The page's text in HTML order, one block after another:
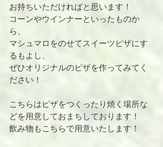
お持ちいただければと思います！
コーンやウインナーといったものか
ら、
マシュマロをのせてスイーツピザにす
るもよし、
ぜひオリジナルのピザを作ってみてく
ださい！
こちらはピザをつくったり焼く場所な
どを用意しておまちしております！
飲み物もこちらで用意いたします！